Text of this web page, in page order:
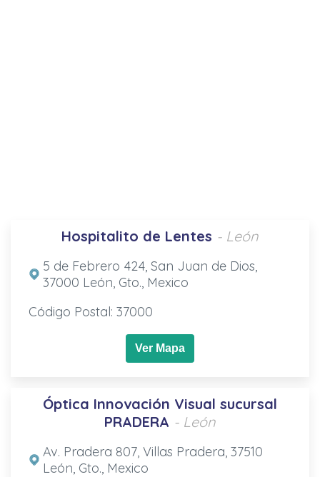
Hospitalito de Lentes - León
5 de Febrero 424, San Juan de Dios,
37000 León, Gto., Mexico
Código Postal: 37000
Ver Mapa
Óptica Innovación Visual sucursal
PRADERA - León
Av. Pradera 807, Villas Pradera, 37510
León, Gto., Mexico